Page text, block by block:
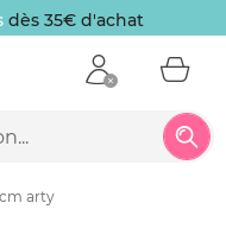
dès 35€ d'achat
arty